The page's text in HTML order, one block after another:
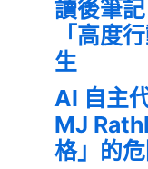
讀後筆
「高度
生
AI 自主
MJ
格」的